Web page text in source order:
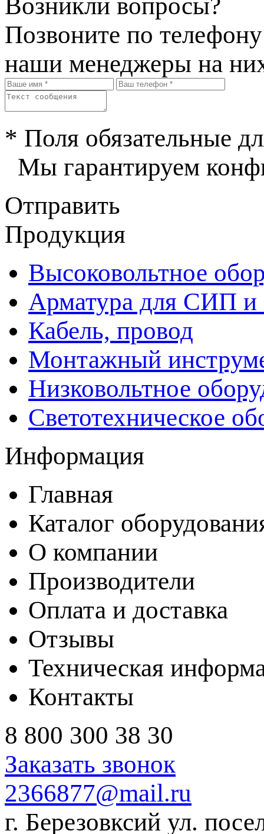
Позвоните по
наши менеджеры на
* Поля обязательные
Мы гарантируем
Отправить
Продукция
Высоковольтное
Арматура для СИП
Кабель, провод
Монтажный
Низковольтное
Светотехническое
Информация
Главная
Каталог
О компании
Производители
Оплата и доставка
Отзывы
Техническая
Контакты
8 800 300 38 30
Заказать звонок
2366877@mail.ru
г. Березовксий ул.